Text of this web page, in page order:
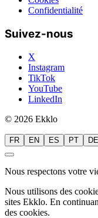
Confidentialité
Suivez-nous
X
Instagram
TikTok
YouTube
LinkedIn
© 2026 Ekklo
FR EN ES PT DE
Nous respectons votre
Nous utilisons des
sites Ekklo. En
des cookies.